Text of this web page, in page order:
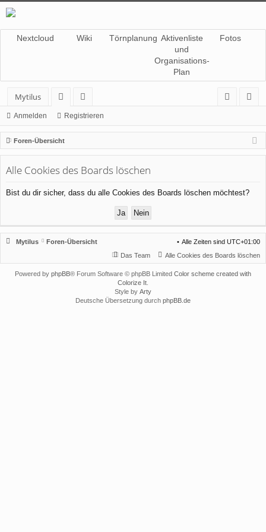
Nextcloud Wiki Törnplanung Aktivenliste
und
Organisations-
Plan
Fotos
Mytilus
or
en
itg
lie
de
m
el
n
ist
rie
n
Anmelden Registrieren
Foren-Übersicht
Alle Cookies des Boards löschen
Bist du dir sicher, dass du alle Cookies des Boards löschen möchtest?
Mytilus Foren-Übersicht Alle Zeiten sind UTC+01:00
Alle Cookies des Boards löschen
Das Team
Powered by phpBB® Forum Software © phpBB Limited Color scheme created with
Colorize It
Style by Arty
Deutsche Übersetzung durch phpBB.de